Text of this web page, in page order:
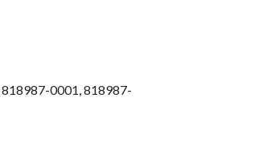
818987-0001,818987-